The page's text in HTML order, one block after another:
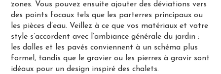
zones. Vous pouvez ensuite ajouter des déviations vers
des points focaux tels que les parterres principaux ou
les pièces d’eau. Veillez à ce que vos matériaux et votre
style s’accordent avec l’ambiance générale du jardin :
les dalles et les pavés conviennent à un schéma plus
formel, tandis que le gravier ou les pierres à gravir sont
idéaux pour un design inspiré des chalets.